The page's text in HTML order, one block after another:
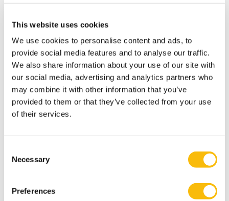
This website uses cookies
We use cookies to personalise content and ads, to
provide social media features and to analyse our traffic.
We also share information about your use of our site with
our social media, advertising and analytics partners who
may combine it with other information that you’ve
provided to them or that they’ve collected from your use
of their services.
Selection
Necessary
Preferences
Talentmanagement en Waardegericht Organiseren
Gerelateerde opleidingen